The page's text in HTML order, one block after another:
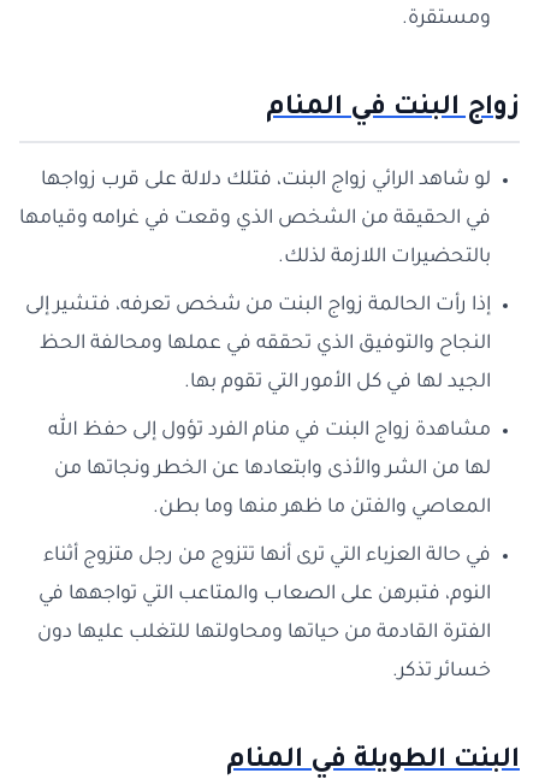
ومستقرة.
زواج البنت في المنام
لو شاهد الرائي زواج البنت، فتلك دلالة على قرب زواجها
في الحقيقة من الشخص الذي وقعت في غرامه وقيامها
بالتحضيرات اللازمة لذلك.
إذا رأت الحالمة زواج البنت من شخص تعرفه، فتشير إلى
النجاح والتوفيق الذي تحققه في عملها ومحالفة الحظ
الجيد لها في كل الأمور التي تقوم بها.
مشاهدة زواج البنت في منام الفرد تؤول إلى حفظ الله
لها من الشر والأذى وابتعادها عن الخطر ونجاتها من
المعاصي والفتن ما ظهر منها وما بطن.
في حالة العزباء التي ترى أنها تتزوج من رجل متزوج أثناء
النوم، فتبرهن على الصعاب والمتاعب التي تواجهها في
الفترة القادمة من حياتها ومحاولتها للتغلب عليها دون
خسائر تذكر.
البنت الطويلة في المنام